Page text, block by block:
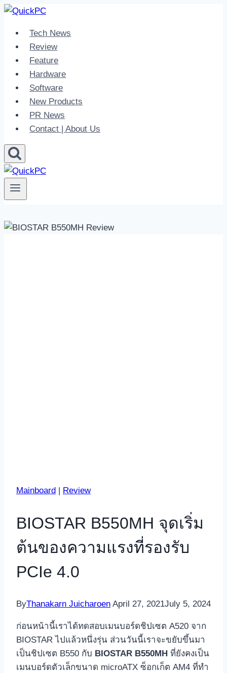
Skip
contentTech News
Review
Feature
Hardware
Software
New Products
PR News
Contact | About Us
Mainboard | Review
BIOSTAR B550MH จุดเริ่ม
ต้นของความแรงที่รองรับ
PCIe 4.0
ByThanakarn Juicharoen April 27, 2021July 5, 2024
ก่อนหน้านี้เราได้ทดสอบเมนบอร์ดชิปเซต A520 จาก
BIOSTAR ไปแล้วหนึ่งรุ่น ส่วนวันนี้เราจะขยับขึ้นมา
เป็นชิปเซต B550 กับ BIOSTAR B550MH ที่ยังคงเป็น
เมนบอร์ดตัวเล็กขนาด microATX ซ็อกเก็ต AM4 ที่ทำ